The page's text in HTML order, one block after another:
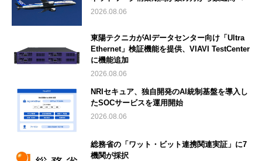
2026.08.06
東陽テクニカがAIデータセンター向け「Ultra
Ethernet」検証機能を提供、VIAVI TestCenter
に機能追加
2026.08.06
NRIセキュア、独自開発のAI統制基盤を導入し
たSOCサービスを運用開始
2026.08.06
総務省の「ワット・ビット連携関連実証」に7
機関が採択